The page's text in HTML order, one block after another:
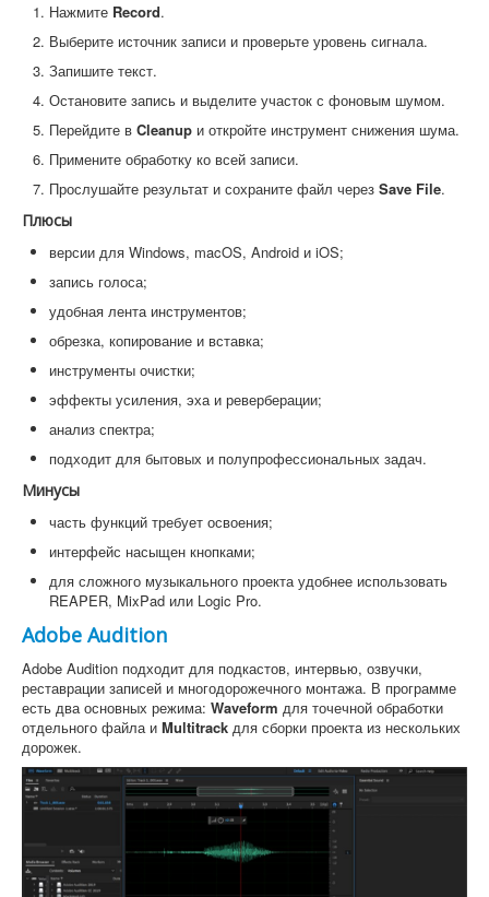
Нажмите Record.
Выберите источник записи и проверьте уровень сигнала.
Запишите текст.
Остановите запись и выделите участок с фоновым шумом.
Перейдите в Cleanup и откройте инструмент снижения шума.
Примените обработку ко всей записи.
Прослушайте результат и сохраните файл через Save File.
Плюсы
версии для Windows, macOS, Android и iOS;
запись голоса;
удобная лента инструментов;
обрезка, копирование и вставка;
инструменты очистки;
эффекты усиления, эха и реверберации;
анализ спектра;
подходит для бытовых и полупрофессиональных задач.
Минусы
часть функций требует освоения;
интерфейс насыщен кнопками;
для сложного музыкального проекта удобнее использовать
REAPER, MixPad или Logic Pro.
Adobe Audition
Adobe Audition подходит для подкастов, интервью, озвучки,
реставрации записей и многодорожечного монтажа. В программе
есть два основных режима: Waveform для точечной обработки
отдельного файла и Multitrack для сборки проекта из нескольких
дорожек.